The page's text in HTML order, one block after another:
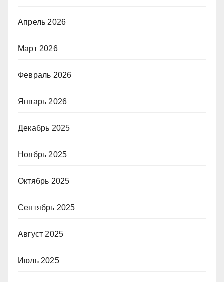
Апрель 2026
Март 2026
Февраль 2026
Январь 2026
Декабрь 2025
Ноябрь 2025
Октябрь 2025
Сентябрь 2025
Август 2025
Июль 2025